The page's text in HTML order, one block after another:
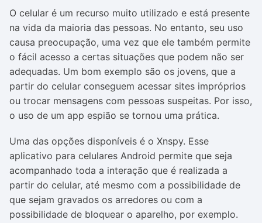
O celular é um recurso muito utilizado e está presente
na vida da maioria das pessoas. No entanto, seu uso
causa preocupação, uma vez que ele também permite
o fácil acesso a certas situações que podem não ser
adequadas. Um bom exemplo são os jovens, que a
partir do celular conseguem acessar sites impróprios
ou trocar mensagens com pessoas suspeitas. Por isso,
o uso de um app espião se tornou uma prática.
Uma das opções disponíveis é o Xnspy. Esse
aplicativo para celulares Android permite que seja
acompanhado toda a interação que é realizada a
partir do celular, até mesmo com a possibilidade de
que sejam gravados os arredores ou com a
possibilidade de bloquear o aparelho, por exemplo.